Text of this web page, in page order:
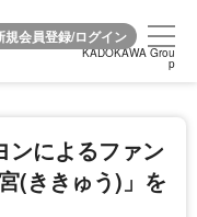
KADOKAWA Grou
p
KADOKAWA Grou
p
ンによるファン
(ききゅう)」を